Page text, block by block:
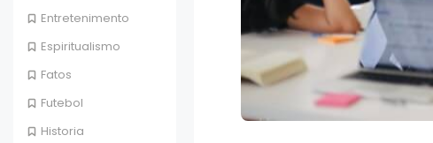
Entretenimento
Espiritualismo
Fatos
Futebol
Historia